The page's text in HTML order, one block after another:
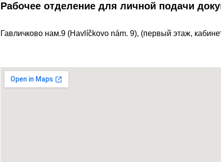
Рабочее отделение для личной подачи
Гавличково нам.9 (Havlíčkovo nám. 9), (первый этаж,